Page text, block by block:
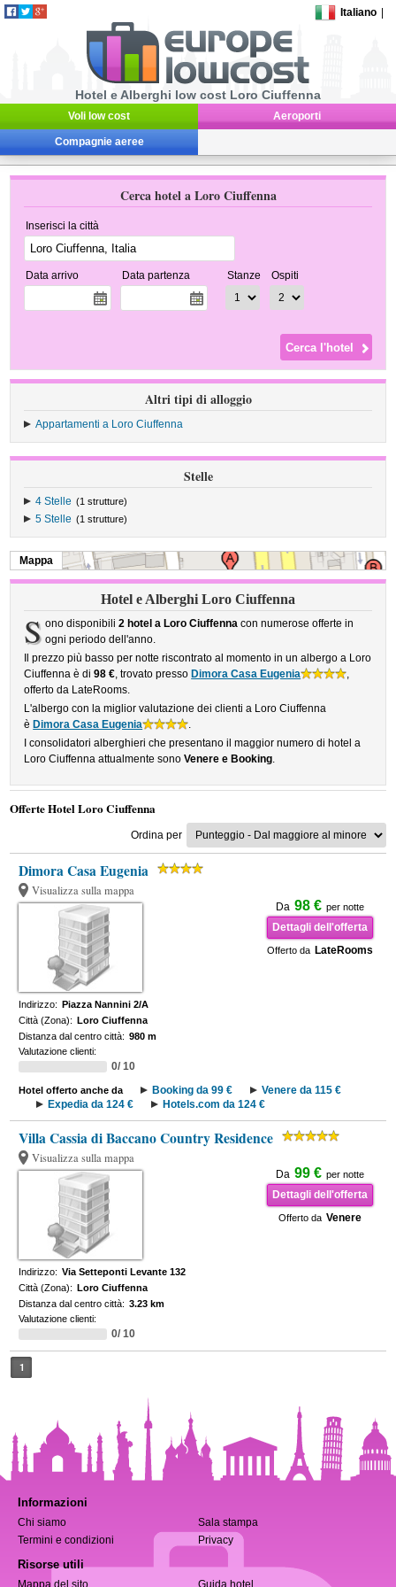
Italiano
Hotel e Alberghi low cost Loro Ciuffenna
Voli low cost Aeroporti
Compagnie aeree
Cerca hotel a Loro Ciuffenna
Inserisci la città
Data arrivo Data partenza Stanze Ospiti
Altri tipi di alloggio
Appartamenti a Loro Ciuffenna
Stelle
4 Stelle (1 strutture)
5 Stelle (1 strutture)
Mappa
Hotel e Alberghi Loro Ciuffenna
S ono disponibili 2 hotel a Loro Ciuffennacon numerose offerte in
ogni periodo dell'anno.
Il prezzo più basso per notte riscontrato al momento in un albergo a Loro
Ciuffenna è di98 €, trovato presso Dimora Casa Eugenia
,
offerto da LateRooms.
L'albergo con la miglior valutazione dei clienti a Loro Ciuffenna
è Dimora Casa Eugenia
.
I consolidatori alberghieri che presentano il maggior numero di hotel a
Loro Ciuffenna attualmente sonoVenere e Booking.
Offerte Hotel Loro Ciuffenna
Ordina per
Dimora Casa Eugenia
Visualizza sulla mappa
Da 98 € per notte
Dettagli dell'offerta
Offerto da LateRooms
Indirizzo: Piazza Nannini 2/A
Città (Zona): Loro Ciuffenna
Distanza dal centro città: 980 m
Valutazione clienti:
0/ 10
Hotel offerto anche da Booking da 99 €
Venere da 115 €
Expedia da 124 €
Hotels.com da 124 €
Villa Cassia di Baccano Country Residence
Visualizza sulla mappa
Da 99 € per notte
Dettagli dell'offerta
Offerto da Venere
Indirizzo: Via Setteponti Levante 132
Città (Zona): Loro Ciuffenna
Distanza dal centro città: 3.23 km
Valutazione clienti:
0/ 10
1
Informazioni
Chi siamo
Sala stampa
Termini e condizioni
Privacy
Risorse utili
Mappa del sito Guida hotel